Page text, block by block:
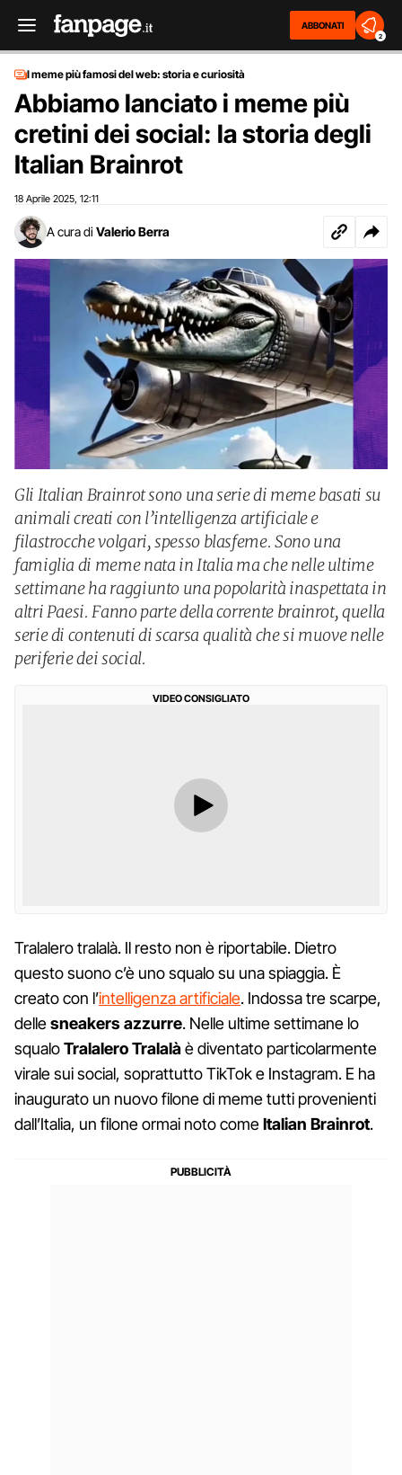
ABBONATI
2
I meme più famosi del web: storia e curiosità
Abbiamo lanciato i meme più
cretini dei social: la storia degli
Italian Brainrot
18 Aprile 2025 12:11
A cura di Valerio Berra
Gli Italian Brainrot sono una serie di meme basati su
animali creati con l’intelligenza artificiale e
filastrocche volgari, spesso blasfeme. Sono una
famiglia di meme nata in Italia ma che nelle ultime
settimane ha raggiunto una popolarità inaspettata in
altri Paesi. Fanno parte della corrente brainrot, quella
serie di contenuti di scarsa qualità che si muove nelle
periferie dei social.
VIDEO CONSIGLIATO
Tralalero tralalà. Il resto non è riportabile. Dietro
questo suono c’è uno squalo su una spiaggia. È
creato con l’intelligenza artificiale. Indossa tre scarpe,
dellesneakers azzurre. Nelle ultime settimane lo
squaloTralalero Tralalàè diventato particolarmente
virale sui social, soprattutto TikTok e Instagram. E ha
inaugurato un nuovo filone di meme tutti provenienti
dall’Italia, un filone ormai noto comeItalian Brainrot.